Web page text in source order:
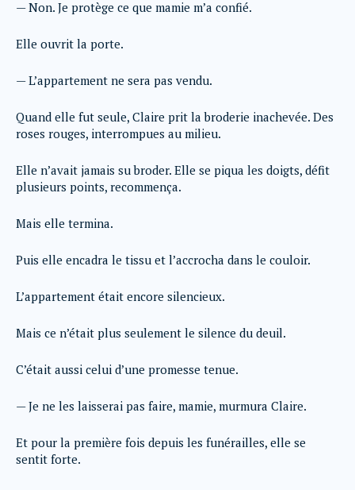
— Non. Je protège ce que mamie m’a confié.
Elle ouvrit la porte.
— L’appartement ne sera pas vendu.
Quand elle fut seule, Claire prit la broderie inachevée. Des
roses rouges, interrompues au milieu.
Elle n’avait jamais su broder. Elle se piqua les doigts, défit
plusieurs points, recommença.
Mais elle termina.
Puis elle encadra le tissu et l’accrocha dans le couloir.
L’appartement était encore silencieux.
Mais ce n’était plus seulement le silence du deuil.
C’était aussi celui d’une promesse tenue.
— Je ne les laisserai pas faire, mamie, murmura Claire.
Et pour la première fois depuis les funérailles, elle se
sentit forte.